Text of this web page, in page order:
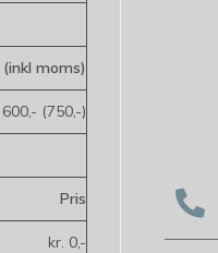
(inkl moms)
(750,-)
Pris
kr. 0,-